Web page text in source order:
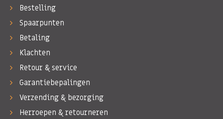
Bestelling
Spaarpunten
Betaling
Klachten
Retour & service
Garantiebepalingen
Verzending & bezorging
Herroepen & retourneren